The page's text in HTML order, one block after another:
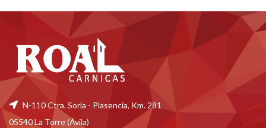
N-110 Ctra. Soria - Plasencia, Km. 281
05540 La Torre (Ávila)